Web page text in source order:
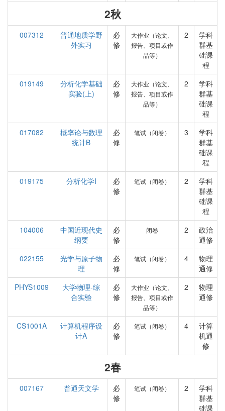
2秋
007312
普通地质学野
外实习
必
修
大作业（论文、
报告、项目或作
品等）
2
学科
群基
础课
程
019149
分析化学基础
实验(上)
必
修
大作业（论文、
报告、项目或作
品等）
2
学科
群基
础课
程
017082
概率论与数理
统计B
必
修
笔试（闭卷） 3
学科
群基
础课
程
019175
分析化学I
必
修
笔试（闭卷） 2
学科
群基
础课
程
104006
中国近现代史
纲要
必
修
闭卷 2
政治
通修
022155
光学与原子物
理
必
修
笔试（闭卷） 4
物理
通修
PHYS1009
大学物理-综
合实验
必
修
大作业（论文、
报告、项目或作
品等）
2
物理
通修
CS1001A
计算机程序设
计A
必
修
笔试（闭卷） 4
计算
机通
修
2春
007167 普通天文学
必
修
笔试（闭卷） 2
学科
群基
础课